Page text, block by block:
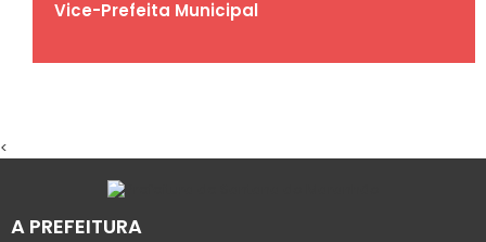
Vice-Prefeita Municipal
<
A PREFEITURA